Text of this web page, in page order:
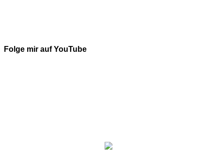
Folge mir auf YouTube